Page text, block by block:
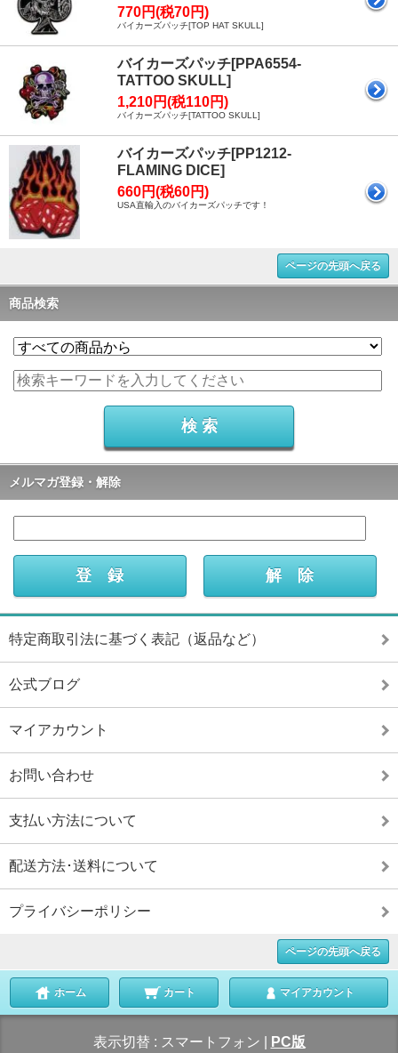
770円(税70円)
バイカーズパッチ[TOP HAT SKULL]
バイカーズパッチ[PPA6554-
TATTOO SKULL]
1,210円(税110円)
バイカーズパッチ[TATTOO SKULL]
バイカーズパッチ[PP1212-
FLAMING DICE]
660円(税60円)
USA直輸入のバイカーズパッチです！
ページの先頭へ戻る
商品検索
メルマガ登録・解除
特定商取引法に基づく表記（返品など）
公式ブログ
マイアカウント
お問い合わせ
支払い方法について
配送方法･送料について
プライバシーポリシー
ページの先頭へ戻る
ホーム カート マイアカウント
表示切替 : スマートフォン PC版